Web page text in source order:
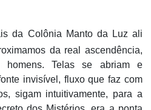
da Colônia Manto da Luz ali
da real ascendência,
homens. Telas se abriam e
invisível, fluxo que faz com
sigam intuitivamente, para a